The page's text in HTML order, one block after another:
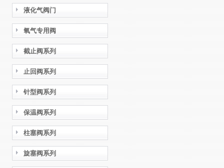
液化气阀门
氧气专用阀
截止阀系列
止回阀系列
针型阀系列
保温阀系列
柱塞阀系列
旋塞阀系列